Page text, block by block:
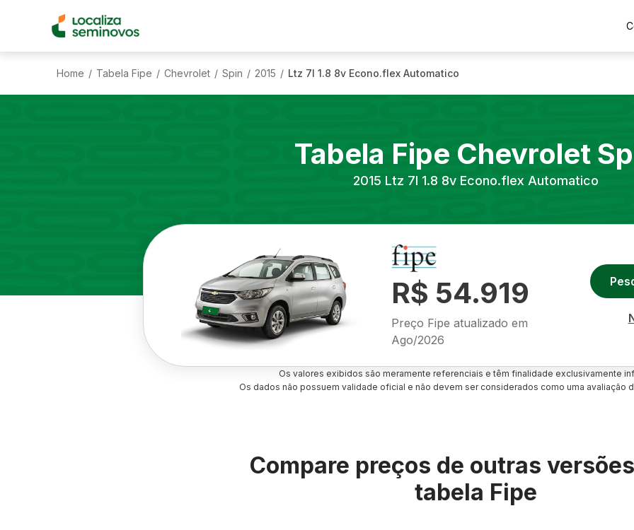
Home / Tabela Fipe / Chevrolet / Spin / 2015 / Ltz 7l 1.8 8v Econo.flex Automatico
Tabela Fipe Chevrolet
2015 Ltz 7l 1.8 8v Econo.flex Automatico
R$ 54.919
Preço Fipe atualizado em
Ago/2026
Os valores exibidos são meramente referenciais e têm finalidade exclusivamente
Os dados não possuem validade oficial e não devem ser considerados como uma avaliação
Compare preços de outras
tabela Fipe